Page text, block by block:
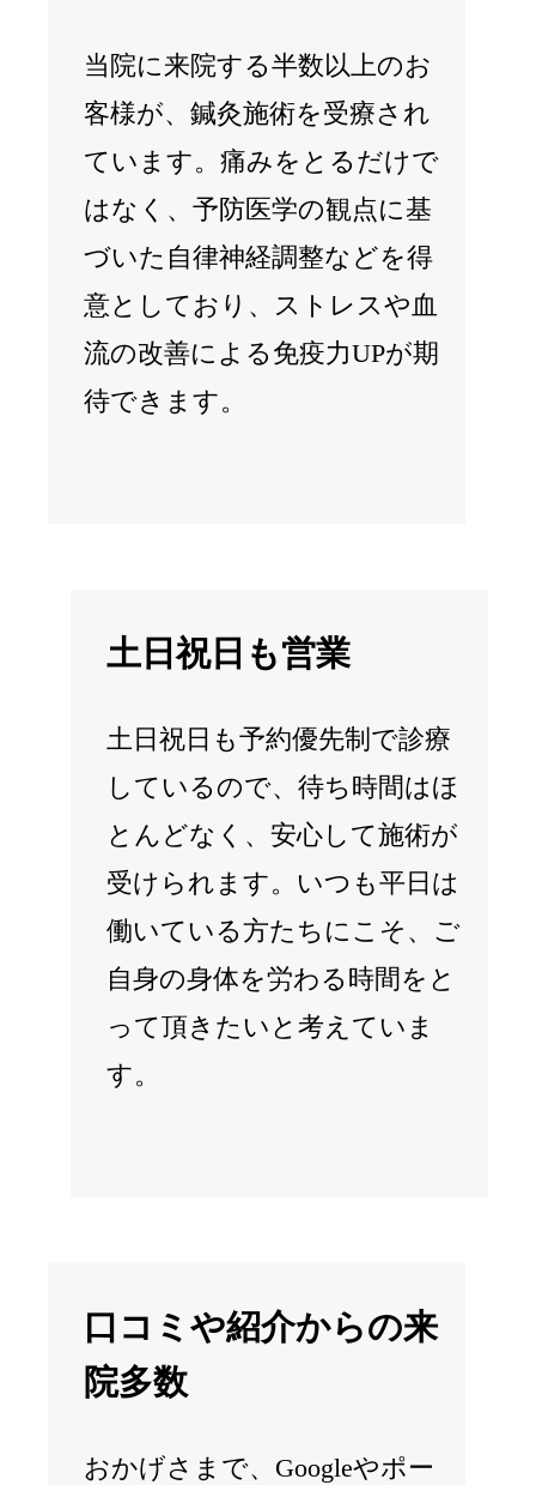
当院に来院する半数以上のお
客様が、鍼灸施術を受療され
ています。痛みをとるだけで
はなく、予防医学の観点に基
づいた自律神経調整などを得
意としており、ストレスや血
流の改善による免疫力UPが期
待できます。
土日祝日も営業
土日祝日も予約優先制で診療
しているので、待ち時間はほ
とんどなく、安心して施術が
受けられます。いつも平日は
働いている方たちにこそ、ご
自身の身体を労わる時間をと
って頂きたいと考えていま
す。
口コミや紹介からの来
院多数
おかげさまで、Googleやポー